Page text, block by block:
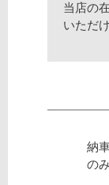
当店の
いただ
納
の